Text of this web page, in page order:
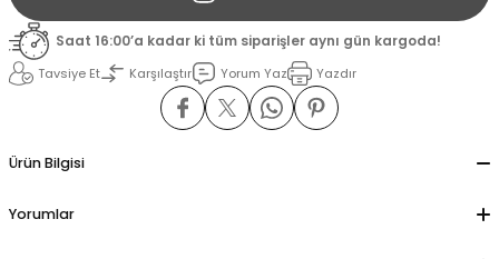
Saat 16:00’a kadar ki tüm siparişler aynı gün kargoda!
Tavsiye Et
Karşılaştır Yorum Yaz Yazdır
Ürün Bilgisi
Yorumlar